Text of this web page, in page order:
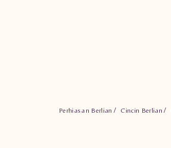
Perhiasan Berlian Cincin Berlian